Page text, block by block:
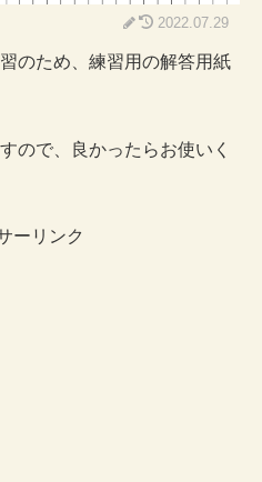
2022.07.29
のため、練習用の解答用紙
ので、良かったらお使いく
ーリンク